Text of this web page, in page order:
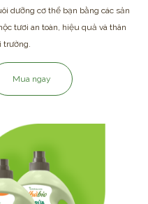
dưỡng cơ thể bạn bằng các sản
tươi an toàn, hiệu quả và thân
trường.
Mua ngay